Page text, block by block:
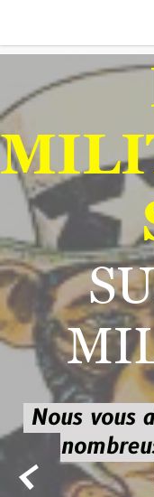

Nous vous